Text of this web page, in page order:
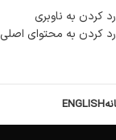
رد کردن به ناوبری
رد کردن به محتوای اصلی
ENGLISH